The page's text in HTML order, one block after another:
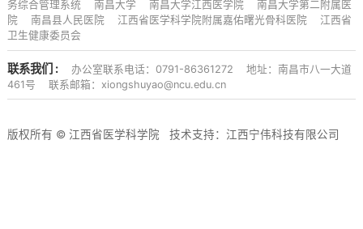
务综合管理系统
南昌大学 南昌大学江西医学院
南昌大学第二附属医
院
南昌县人民医院 江西省医学科学院附属嘉佑曙光骨科医院
江西省
卫生健康委员会
联系我们 : 办公室联系电话：0791-86361272
地址：南昌市八一大道
461号
联系邮箱：xiongshuyao@ncu.edu.cn
版权所有 © 江西省医学科学院 技术支持： 江西宁伟科技有限公司